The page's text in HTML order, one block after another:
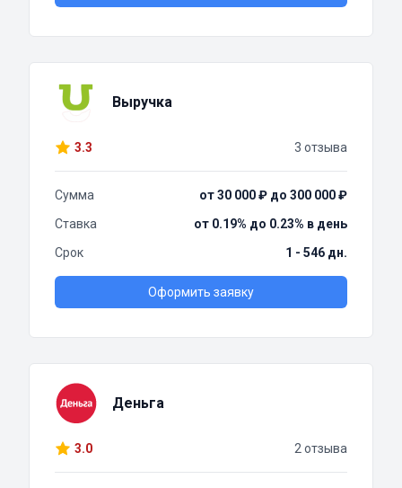
Выручка
3.3 3 отзыва
Сумма
от 30 000 ₽ до 300 000 ₽
Ставка
от 0.19% до 0.23% в день
Срок
1 - 546 дн.
Оформить заявку
Деньга
3.0 2 отзыва